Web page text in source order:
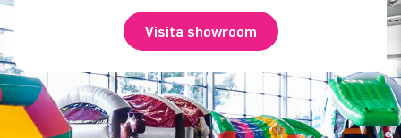
Visita showroom